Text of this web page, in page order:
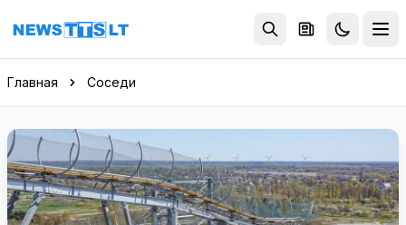
Перейти к содержимому
Главная Соседи